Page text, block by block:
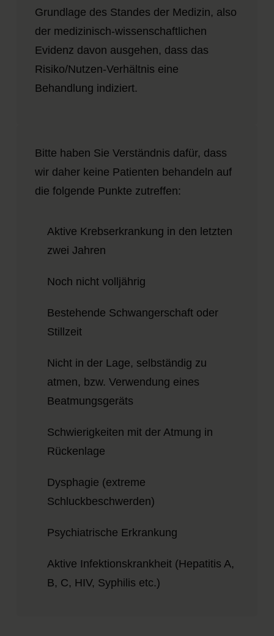
Grundlage des Standes der Medizin, also
der medizinisch-wissenschaftlichen
Evidenz davon ausgehen, dass das
Risiko/Nutzen-Verhältnis eine
Behandlung indiziert.
Bitte haben Sie Verständnis dafür, dass
wir daher keine Patienten behandeln auf
die folgende Punkte zutreffen:
Aktive Krebserkrankung in den letzten
zwei Jahren
Noch nicht volljährig
Bestehende Schwangerschaft oder
Stillzeit
Nicht in der Lage, selbständig zu
atmen, bzw. Verwendung eines
Beatmungsgeräts
Schwierigkeiten mit der Atmung in
Rückenlage
Dysphagie (extreme
Schluckbeschwerden)
Psychiatrische Erkrankung
Aktive Infektionskrankheit (Hepatitis A,
B, C, HIV, Syphilis etc.)